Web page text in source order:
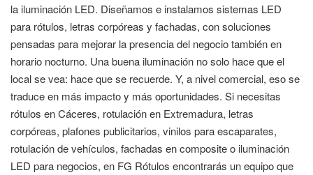
la iluminación LED. Diseñamos e instalamos sistemas LED
para rótulos, letras corpóreas y fachadas, con soluciones
pensadas para mejorar la presencia del negocio también en
horario nocturno. Una buena iluminación no solo hace que el
local se vea: hace que se recuerde. Y, a nivel comercial, eso se
traduce en más impacto y más oportunidades. Si necesitas
rótulos en Cáceres, rotulación en Extremadura, letras
corpóreas, plafones publicitarios, vinilos para escaparates,
rotulación de vehículos, fachadas en composite o iluminación
LED para negocios, en FG Rótulos encontrarás un equipo que